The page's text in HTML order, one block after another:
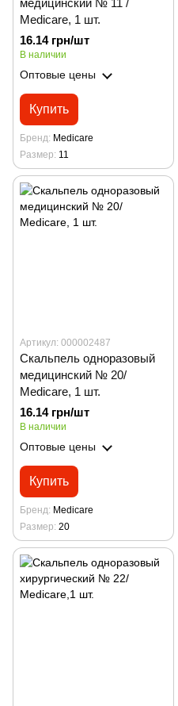
Medicare, 1 шт.
16.14 грн/шт
В наличии
Оптовые цены
Купить
Бренд Medicare
Размер 11
Артикул: 000002487
Скальпель одноразовый
медицинский № 20/
Medicare, 1 шт.
16.14 грн/шт
В наличии
Оптовые цены
Купить
Бренд Medicare
Размер 20